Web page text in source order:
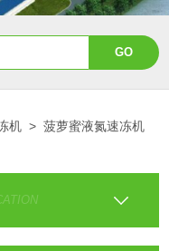
机 >菠萝蜜液氮速冻机